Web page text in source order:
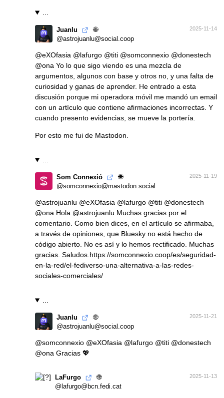
Juanlu 🌐 2025-11-14
@astrojuanlu@social.coop
@eXOfasia @lafurgo @titi @somconnexio @donestech
@ona Yo lo que sigo viendo es una mezcla de
argumentos, algunos con base y otros no, y una falta de
curiosidad y ganas de aprender. He entrado a esta
discusión porque mi operadora móvil me mandó un email
con un artículo que contiene afirmaciones incorrectas. Y
cuando presento evidencias, se mueve la portería.
Por esto me fui de Mastodon.
Som Connexió 🌐 2025-11-19
@somconnexio@mastodon.social
@astrojuanlu @eXOfasia @lafurgo @titi @donestech
@ona Hola @astrojuanlu Muchas gracias por el
comentario. Como bien dices, en el artículo se afirmaba,
a través de opiniones, que Bluesky no está hecho de
código abierto. No es así y lo hemos rectificado. Muchas
gracias. Saludos. https://somconnexio.coop/es/seguridad-
en-la-red/el-fediverso-una-alternativa-a-las-redes-
sociales-comerciales/
Juanlu 🌐 2025-11-21
@astrojuanlu@social.coop
@somconnexio @eXOfasia @lafurgo @titi @donestech
@ona Gracias 💖
LaFurgo 🌐 2025-11-13
@lafurgo@bcn.fedi.cat